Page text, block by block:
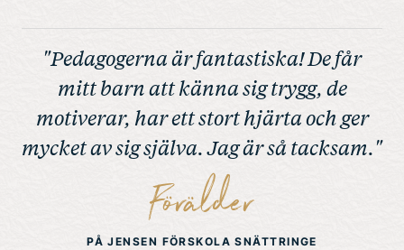
"Pedagogerna är fantastiska! De får
mitt barn att känna sig trygg, de
motiverar, har ett stort hjärta och ger
mycket av sig själva. Jag är så tacksam."
Förälder
PÅ JENSEN FÖRSKOLA SNÄTTRINGE